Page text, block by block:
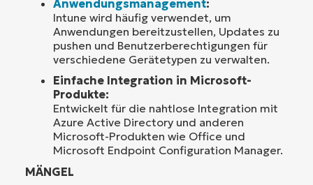
Anwendungsmanagement:
Intune wird häufig verwendet, um
Anwendungen bereitzustellen, Updates zu
pushen und Benutzerberechtigungen für
verschiedene Gerätetypen zu verwalten.
Einfache Integration in Microsoft-
Produkte:
Entwickelt für die nahtlose Integration mit
Azure Active Directory und anderen
Microsoft-Produkten wie Office und
Microsoft Endpoint Configuration Manager.
MÄNGEL